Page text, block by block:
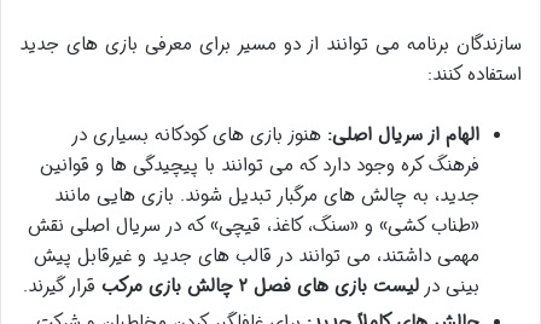
سازندگان برنامه می توانند از دو مسیر برای معرفی بازی های جدید
استفاده کنند:
الهام از سریال اصلی: هنوز بازی های کودکانه بسیاری در
فرهنگ کره وجود دارد که می توانند با پیچیدگی ها و قوانین
جدید، به چالش های مرگبار تبدیل شوند. بازی هایی مانند
«طناب کشی» و «سنگ، کاغذ، قیچی» که در سریال اصلی نقش
مهمی داشتند، می توانند در قالب های جدید و غیرقابل پیش
بینی در لیست بازی های فصل ۲ چالش بازی مرکب
قرار گیرند.